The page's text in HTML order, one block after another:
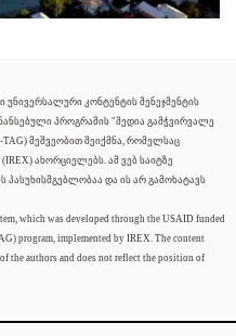
კონტენტის მენეჯმენტის
პროგრამის "მედია გამჭვირვალე
მეშვეობით შეიქმნა, რომელსაც
ახორციელებს. ამ ვებ საიტზე
და ის არ გამოხატავს
which was developed through the USAID funded
program, implemented by IREX. The content
the authors and does not reflect the position of